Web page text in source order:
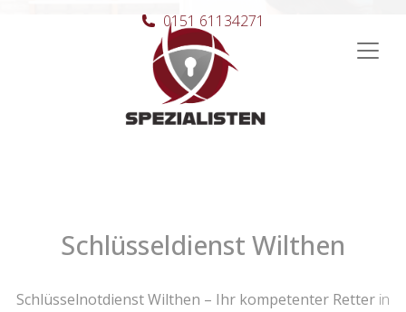
Hauptnavigation
0151 61134271
Schlüsseldienst Wilthen
Schlüsselnotdienst Wilthen – Ihr kompetenter Retter in